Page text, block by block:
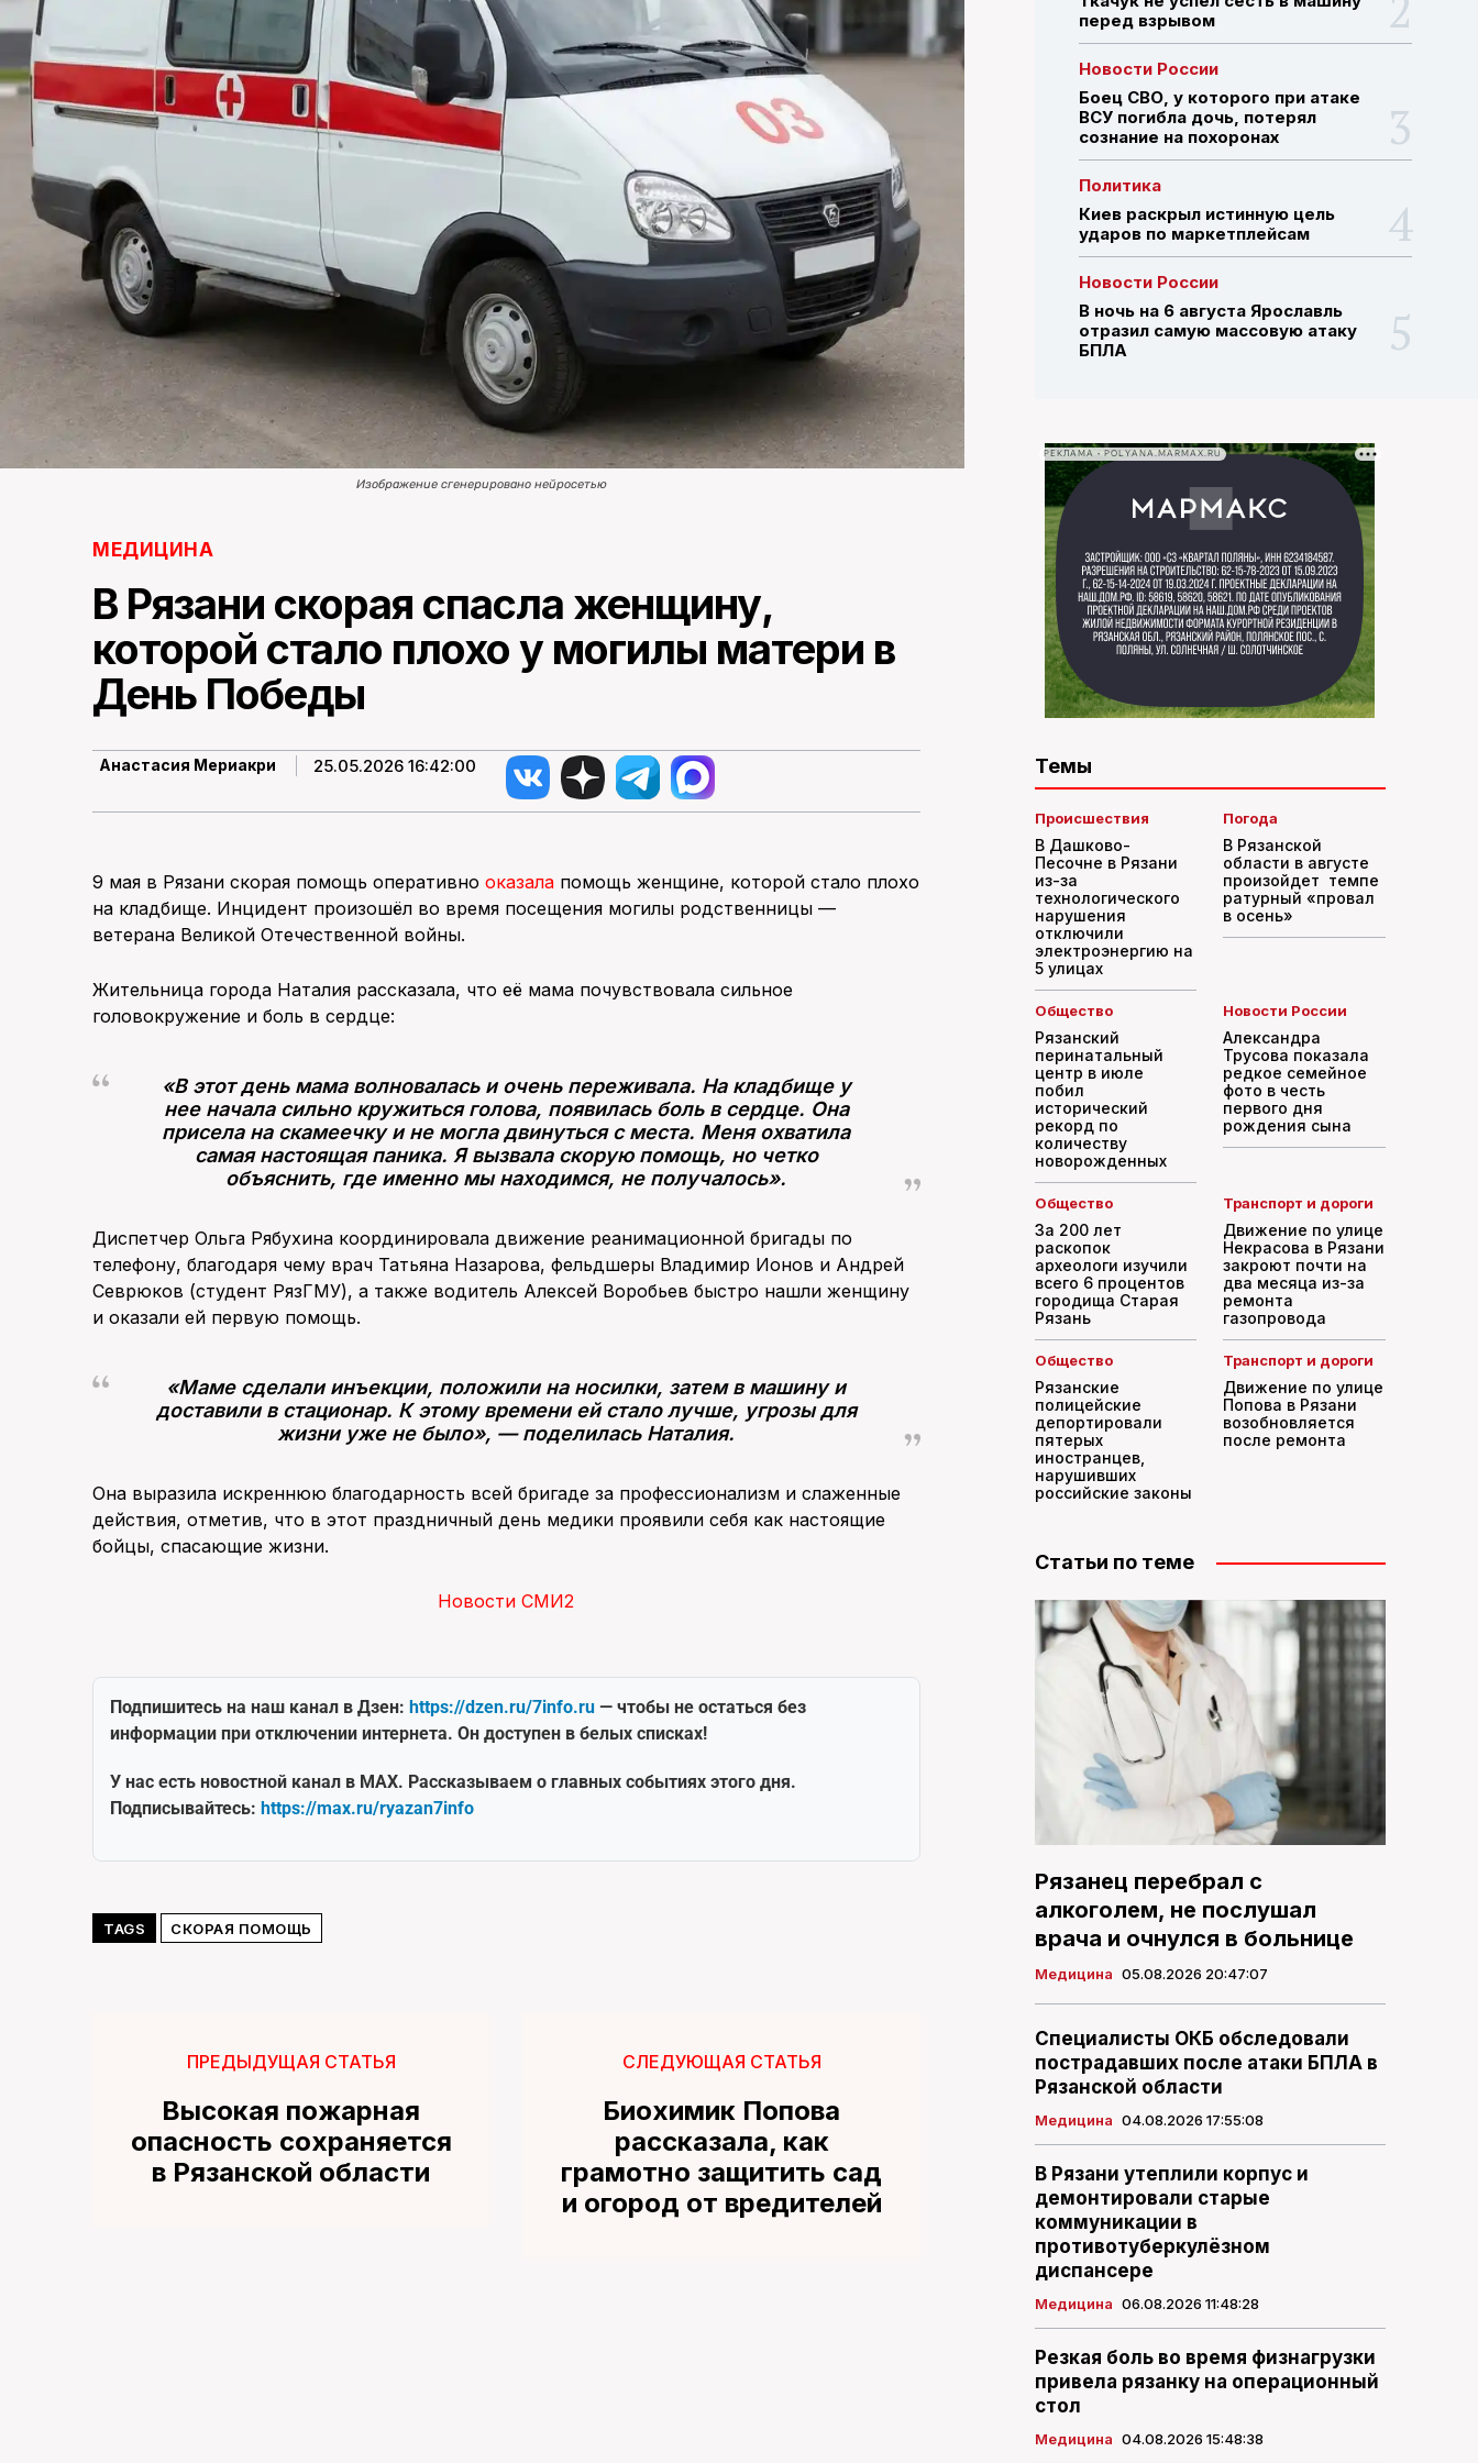
ПОИСК ПО САЙТУ
Изображение сгенерировано нейросетью
МЕДИЦИНА
В Рязани скорая спасла женщину,
которой стало плохо у могилы матери в
День Победы
Анастасия Мериакри 25.05.2026 16:42:00
9 мая в Рязани скорая помощь оперативно оказала помощь женщине, которой стало плохо
на кладбище. Инцидент произошёл во время посещения могилы родственницы —
ветерана Великой Отечественной войны.
Жительница города Наталия рассказала, что её мама почувствовала сильное
головокружение и боль в сердце:
«В этот день мама волновалась и очень переживала. На кладбище у
нее начала сильно кружиться голова, появилась боль в сердце. Она
присела на скамеечку и не могла двинуться с места. Меня охватила
самая настоящая паника. Я вызвала скорую помощь, но четко
объяснить, где именно мы находимся, не получалось».
Диспетчер Ольга Рябухина координировала движение реанимационной бригады по
телефону, благодаря чему врач Татьяна Назарова, фельдшеры Владимир Ионов и Андрей
Севрюков (студент РязГМУ), а также водитель Алексей Воробьев быстро нашли женщину
и оказали ей первую помощь.
«Маме сделали инъекции, положили на носилки, затем в машину и
доставили в стационар. К этому времени ей стало лучше, угрозы для
жизни уже не было», — поделилась Наталия.
Она выразила искреннюю благодарность всей бригаде за профессионализм и слаженные
действия, отметив, что в этот праздничный день медики проявили себя как настоящие
бойцы, спасающие жизни.
Новости СМИ2
Подпишитесь на наш канал в Дзен: https://dzen.ru/7info.ru — чтобы не остаться без
информации при отключении интернета. Он доступен в белых списках!
У нас есть новостной канал в MAX. Рассказываем о главных событиях этого дня.
Подписывайтесь: https://max.ru/ryazan7info
TAGS СКОРАЯ ПОМОЩЬ
ПРЕДЫДУЩАЯ СТАТЬЯ
Высокая пожарная
опасность сохраняется
в Рязанской области
СЛЕДУЮЩАЯ СТАТЬЯ
Биохимик Попова
рассказала, как
грамотно защитить сад
и огород от вредителей
перед взрывом
Новости России
Боец СВО, у которого при атаке
ВСУ погибла дочь, потерял
сознание на похоронах
Политика
Киев раскрыл истинную цель
ударов по маркетплейсам
Новости России
В ночь на 6 августа Ярославль
отразил самую массовую атаку
БПЛА
РЕКЛАМА • POLYANA.MARMAX.RU
Темы
Происшествия
В Дашково-
Песочне в Рязани
из-за
технологического
нарушения
отключили
электроэнергию на
5 улицах
Погода
В Рязанской
области в августе
произойдет темпе
ратурный «провал
в осень»
Общество
Рязанский
перинатальный
центр в июле
побил
исторический
рекорд по
количеству
новорожденных
Новости России
Александра
Трусова показала
редкое семейное
фото в честь
первого дня
рождения сына
Общество
За 200 лет
раскопок
археологи изучили
всего 6 процентов
городища Старая
Рязань
Транспорт и дороги
Движение по улице
Некрасова в Рязани
закроют почти на
два месяца из-за
ремонта
газопровода
Общество
Рязанские
полицейские
депортировали
пятерых
иностранцев,
нарушивших
российские законы
Транспорт и дороги
Движение по улице
Попова в Рязани
возобновляется
после ремонта
Статьи по теме
Рязанец перебрал с
алкоголем, не послушал
врача и очнулся в больнице
Медицина 05.08.2026 20:47:07
Специалисты ОКБ обследовали
пострадавших после атаки БПЛА в
Рязанской области
Медицина 04.08.2026 17:55:08
В Рязани утеплили корпус и
демонтировали старые
коммуникации в
противотуберкулёзном
диспансере
Медицина 06.08.2026 11:48:28
Резкая боль во время физнагрузки
привела рязанку на операционный
стол
Медицина 04.08.2026 15:48:38